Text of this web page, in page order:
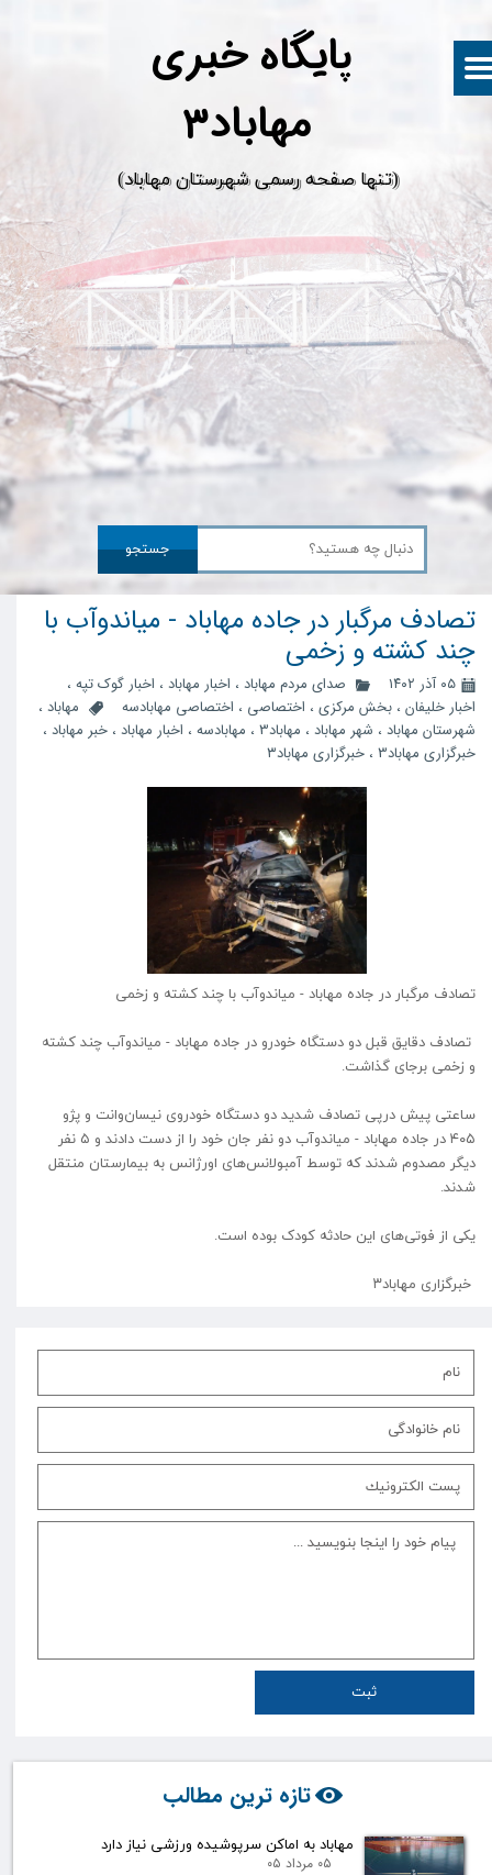
پایگاه خبری
​(تنها صفحه رسمی شهرستان مهاباد)
جستجو
تصادف مرگبار در جاده مهاباد - میاندوآب با
چند کشته و زخمی
۰۵ آذر ۱۴۰۲ صدای مردم مهاباد ، اخبار مهاباد ، اخبار گوک تپه ،
اخبار خلیفان ، بخش مرکزی ، اختصاصی ، اختصاصی مهابادسه مهاباد ،
شهرستان مهاباد ، شهر مهاباد ، مهاباد3 ، مهابادسه ، اخبار مهاباد ، خبر مهاباد ،
خبرگزاری مهاباد3
، خبرگزاری مهاباد۳
تصادف مرگبار در جاده مهاباد - میاندوآب با چند کشته و زخمی
تصادف دقایق قبل دو دستگاه خودرو در جاده مهاباد - میاندوآب چند کشته
و زخمی برجای گذاشت.
ساعتی پیش درپی تصادف شدید دو دستگاه خودروی نیسان‌وانت و پژو
۴۰۵ در جاده مهاباد - میاندوآب دو نفر جان خود را از دست دادند و ۵ نفر
دیگر مصدوم شدند که توسط آمبولانس‌های اورژانس به بیمارستان منتقل
شدند.
یکی از فوتی‌های این حادثه کودک بوده است.
خبرگزاری مهاباد۳
تازه ترین مطالب
مهاباد به اماکن سرپوشیده ورزشی نیاز دارد
۰۵ مرداد ۰۵
ثبت